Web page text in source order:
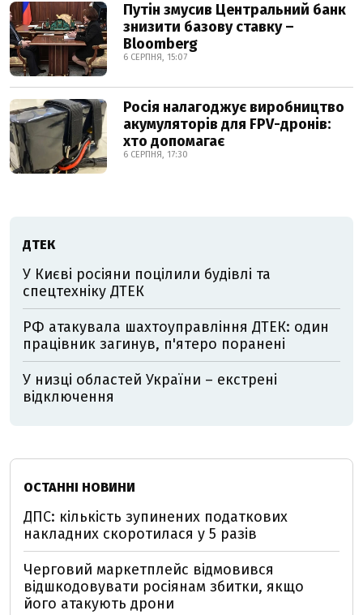
Путін змусив Центральний банк
знизити базову ставку –
Bloomberg
6 СЕРПНЯ, 15:07
Росія налагоджує виробництво
акумуляторів для FPV-дронів:
хто допомагає
6 СЕРПНЯ, 17:30
ДТЕК
У Києві росіяни поцілили будівлі та
спецтехніку ДТЕК
РФ атакувала шахтоуправління ДТЕК: один
працівник загинув, п'ятеро поранені
У низці областей України – екстрені
відключення
ОСТАННІ НОВИНИ
ДПС: кількість зупинених податкових
накладних скоротилася у 5 разів
Черговий маркетплейс відмовився
відшкодовувати росіянам збитки, якщо
його атакують дрони